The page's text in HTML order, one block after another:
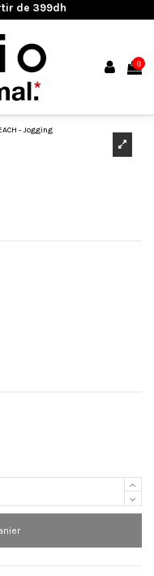
de 399dh
0
- Jogging